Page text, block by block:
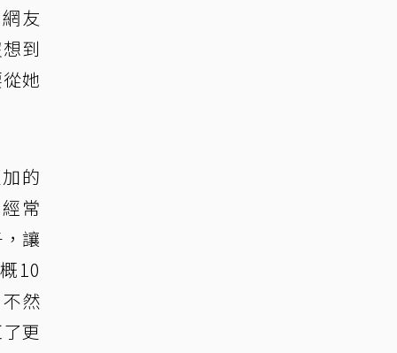
友
到
她
的
常
讓
10
然
更